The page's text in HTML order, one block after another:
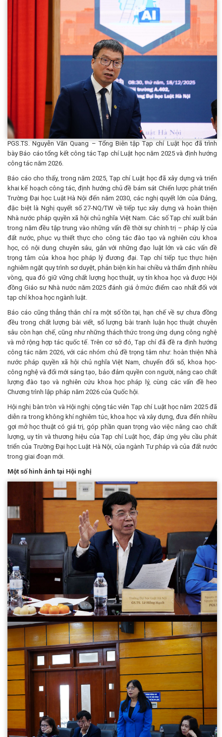
PGS.TS. Nguyễn Văn Quang – Tổng Biên tập Tạp chí Luật học đã trình
bày Báo cáo tổng kết công tác Tạp chí Luật học năm 2025 và định hướng
công tác năm 2026.
Báo cáo cho thấy, trong năm 2025, Tạp chí Luật học đã xây dựng và triển
khai kế hoạch công tác, định hướng chủ đề bám sát Chiến lược phát triển
Trường Đại học Luật Hà Nội đến năm 2030, các nghị quyết lớn của Đảng,
đặc biệt là Nghị quyết số 27-NQ/TW về tiếp tục xây dựng và hoàn thiện
Nhà nước pháp quyền xã hội chủ nghĩa Việt Nam. Các số Tạp chí xuất bản
trong năm đều tập trung vào những vấn đề thời sự chính trị – pháp lý của
đất nước, phục vụ thiết thực cho công tác đào tạo và nghiên cứu khoa
học, có nội dung chuyên sâu, gắn với những đạo luật lớn và các vấn đề
trọng tâm của khoa học pháp lý đương đại. Tạp chí tiếp tục thực hiện
nghiêm ngặt quy trình sơ duyệt, phản biện kín hai chiều và thẩm định nhiều
vòng, qua đó giữ vững chất lượng học thuật, uy tín khoa học và được Hội
đồng Giáo sư Nhà nước năm 2025 đánh giá ở mức điểm cao nhất đối với
tạp chí khoa học ngành luật.
Báo cáo cũng thẳng thắn chỉ ra một số tồn tại, hạn chế về sự chưa đồng
đều trong chất lượng bài viết, số lượng bài tranh luận học thuật chuyên
sâu còn hạn chế, cũng như những thách thức trong ứng dụng công nghệ
và mở rộng hợp tác quốc tế. Trên cơ sở đó, Tạp chí đã đề ra định hướng
công tác năm 2026, với các nhóm chủ đề trọng tâm như: hoàn thiện Nhà
nước pháp quyền xã hội chủ nghĩa Việt Nam, chuyển đổi số, khoa học-
công nghệ và đổi mới sáng tạo, bảo đảm quyền con người, nâng cao chất
lượng đào tạo và nghiên cứu khoa học pháp lý, cùng các vấn đề heo
Chương trình lập pháp năm 2026 của Quốc hội.
Hội nghị bàn tròn và Hội nghị cộng tác viên Tạp chí Luật học năm 2025 đã
diễn ra trong không khí nghiêm túc, khoa học và xây dựng, đưa đến nhiều
gợi mở học thuật có giá trị, góp phần quan trọng vào việc nâng cao chất
lượng, uy tín và thương hiệu của Tạp chí Luật học, đáp ứng yêu cầu phát
triển của Trường Đại học Luật Hà Nội, của ngành Tư pháp và của đất nước
trong giai đoạn mới.
Một số hình ảnh tại Hội nghị